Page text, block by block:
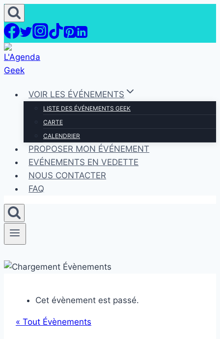
Aller
au
contenu
VOIR LES ÉVÉNEMENTS
LISTE DES ÉVÉNEMENTS GEEK
CARTE
CALENDRIER
PROPOSER MON ÉVÉNEMENT
EVÉNEMENTS EN VEDETTE
NOUS CONTACTER
FAQ
Cet évènement est passé.
« Tout Évènements